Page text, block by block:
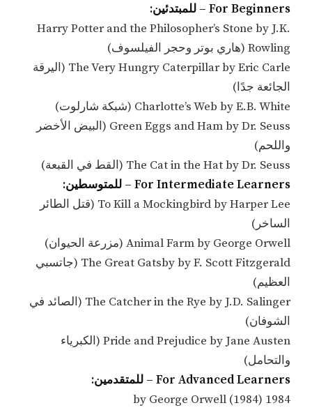
For Beginners – للمبتدئين:
Harry Potter and the Philosopher’s Stone by J.K.
Rowling (هاري بوتر وحجر الفيلسوف)
The Very Hungry Caterpillar by Eric Carle (اليرقة
الجائعة جدًا)
Charlotte’s Web by E.B. White (شبكة شارلوت)
Green Eggs and Ham by Dr. Seuss (البيض الأخضر
واللحم)
The Cat in the Hat by Dr. Seuss (القط في القبعة)
For Intermediate Learners – للمتوسطين:
To Kill a Mockingbird by Harper Lee (قتل الطائر
الساخر)
Animal Farm by George Orwell (مزرعة الحيوان)
The Great Gatsby by F. Scott Fitzgerald (جاتسبي
العظيم)
The Catcher in the Rye by J.D. Salinger (الصائد في
الشوفان)
Pride and Prejudice by Jane Austen (الكبرياء
والتحامل)
For Advanced Learners – للمتقدمين:
1984 by George Orwell (1984)